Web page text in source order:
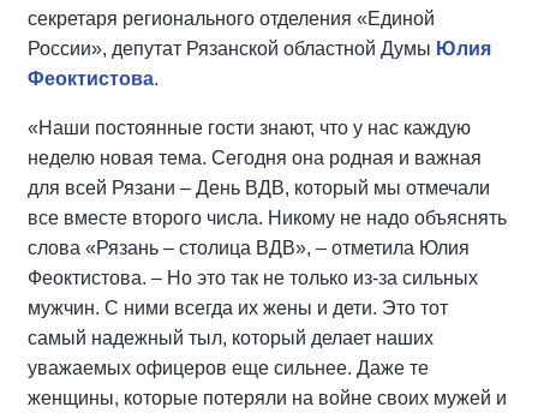
секретаря регионального отделения «Единой
России», депутат Рязанской областной Думы Юлия
Феоктистова.
«Наши постоянные гости знают, что у нас каждую
неделю новая тема. Сегодня она родная и важная
для всей Рязани – День ВДВ, который мы отмечали
все вместе второго числа. Никому не надо объяснять
слова «Рязань – столица ВДВ», – отметила Юлия
Феоктистова. – Но это так не только из-за сильных
мужчин. С ними всегда их жены и дети. Это тот
самый надежный тыл, который делает наших
уважаемых офицеров еще сильнее. Даже те
женщины, которые потеряли на войне своих мужей и